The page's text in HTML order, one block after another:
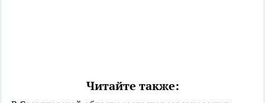
Читайте также: